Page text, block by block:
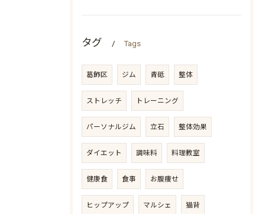
タグ Tags
葛飾区 ジム 青砥 整体
ストレッチ トレーニング
パーソナルジム 立石 整体効果
ダイエット 調味料 料理教室
健康食 食事 お腹痩せ
ヒップアップ マルシェ 猫背